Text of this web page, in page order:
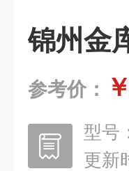
锦州金
参考价：
型号
更新